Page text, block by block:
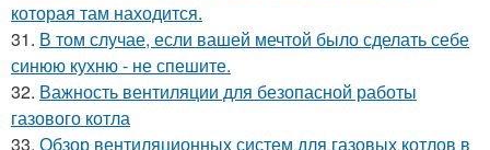
которая там находится.
31. В том случае, если вашей мечтой было сделать себе
синюю кухню - не спешите.
32. Важность вентиляции для безопасной работы
газового котла
33. Обзор вентиляционных систем для газовых котлов в